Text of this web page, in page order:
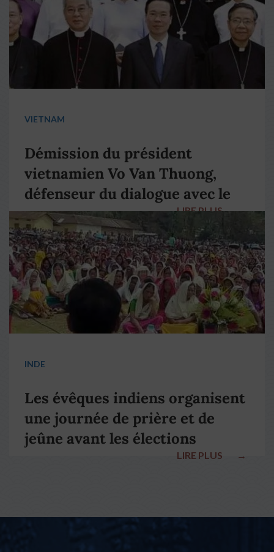
VIETNAM
Démission du président
vietnamien Vo Van Thuong,
défenseur du dialogue avec le
pape François
LIRE PLUS →
INDE
Les évêques indiens organisent
une journée de prière et de
jeûne avant les élections
LIRE PLUS →